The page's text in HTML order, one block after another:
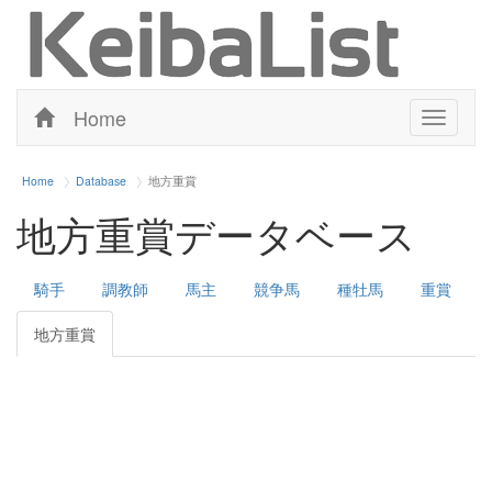
Toggle
Home
Home Database 地方重賞
地方重賞データベース
騎手 調教師 馬主 競争馬 種牡馬 重賞
地方重賞